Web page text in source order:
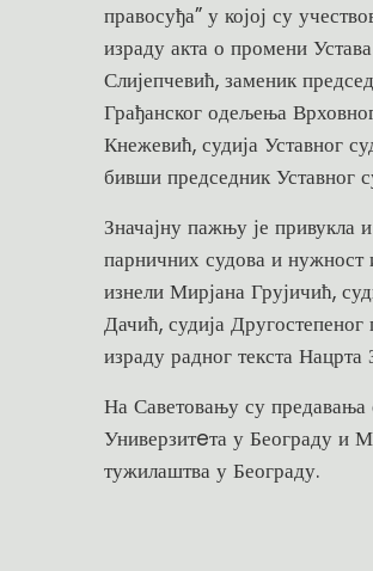
правосуђа” у којој су
израду акта о промени
Слијепчевић, заменик
Грађанског одељења
Кнежевић, судија Уставног
бивши председник Уставног
Значајну пажњу је привукла
парничних судова и нужност
изнели Мирјана Грујичић,
Дачић, судија
израду радног текста
На Саветовању су
Универзитeта у Београду и
тужилаштва у Београду.